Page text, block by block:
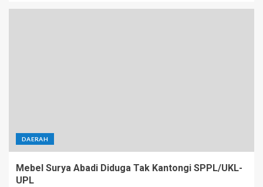
DAERAH
Mebel Surya Abadi Diduga Tak Kantongi SPPL/UKL-
UPL